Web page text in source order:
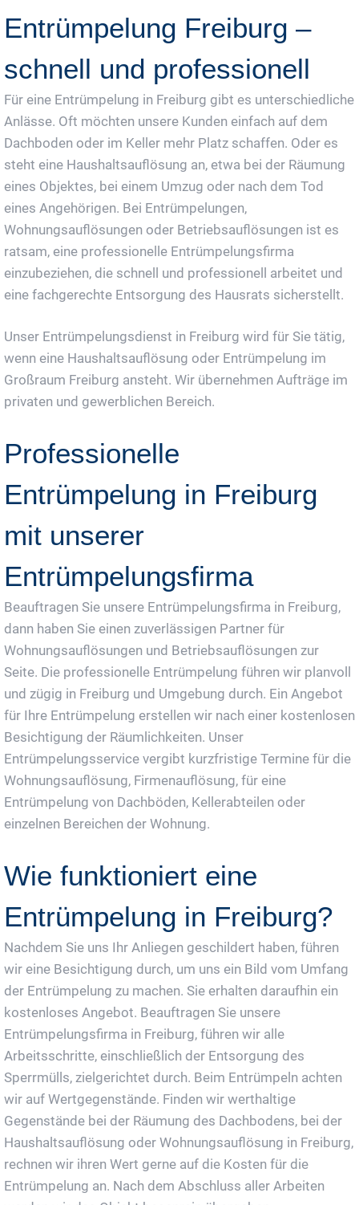
Entrümpelung Freiburg –
schnell und professionell
Für eine Entrümpelung in Freiburg gibt es unterschiedliche
Anlässe. Oft möchten unsere Kunden einfach auf dem
Dachboden oder im Keller mehr Platz schaffen. Oder es
steht eine Haushaltsauflösung an, etwa bei der Räumung
eines Objektes, bei einem Umzug oder nach dem Tod
eines Angehörigen. Bei Entrümpelungen,
Wohnungsauflösungen oder Betriebsauflösungen ist es
ratsam, eine professionelle Entrümpelungsfirma
einzubeziehen, die schnell und professionell arbeitet und
eine fachgerechte Entsorgung des Hausrats sicherstellt.
Unser Entrümpelungsdienst in Freiburg wird für Sie tätig,
wenn eine Haushaltsauflösung oder Entrümpelung im
Großraum Freiburg ansteht. Wir übernehmen Aufträge im
privaten und gewerblichen Bereich.
Professionelle
Entrümpelung in Freiburg
mit unserer
Entrümpelungsfirma
Beauftragen Sie unsere Entrümpelungsfirma in Freiburg,
dann haben Sie einen zuverlässigen Partner für
Wohnungsauflösungen und Betriebsauflösungen zur
Seite. Die professionelle Entrümpelung führen wir planvoll
und zügig in Freiburg und Umgebung durch. Ein Angebot
für Ihre Entrümpelung erstellen wir nach einer kostenlosen
Besichtigung der Räumlichkeiten. Unser
Entrümpelungsservice vergibt kurzfristige Termine für die
Wohnungsauflösung, Firmenauflösung, für eine
Entrümpelung von Dachböden, Kellerabteilen oder
einzelnen Bereichen der Wohnung.
Wie funktioniert eine
Entrümpelung in Freiburg?
Nachdem Sie uns Ihr Anliegen geschildert haben, führen
wir eine Besichtigung durch, um uns ein Bild vom Umfang
der Entrümpelung zu machen. Sie erhalten daraufhin ein
kostenloses Angebot. Beauftragen Sie unsere
Entrümpelungsfirma in Freiburg, führen wir alle
Arbeitsschritte, einschließlich der Entsorgung des
Sperrmülls, zielgerichtet durch. Beim Entrümpeln achten
wir auf Wertgegenstände. Finden wir werthaltige
Gegenstände bei der Räumung des Dachbodens, bei der
Haushaltsauflösung oder Wohnungsauflösung in Freiburg,
rechnen wir ihren Wert gerne auf die Kosten für die
Entrümpelung an. Nach dem Abschluss aller Arbeiten